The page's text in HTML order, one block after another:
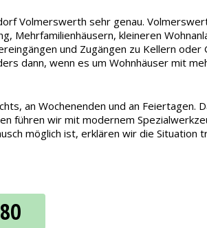
Volmerswerth sehr genau.
kleineren
und Zugängen zu Kellern
dann, wenn es um Wohnhäuser mit
an Wochenenden und an Feiertagen.
führen wir mit modernem
möglich ist, erklären wir die